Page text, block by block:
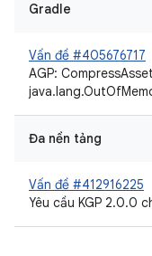
Gradle
Vấn đề #405676717
AGP:
Đa nền tảng
Vấn đề #412916225
Yêu cầu KGP 2.0.0